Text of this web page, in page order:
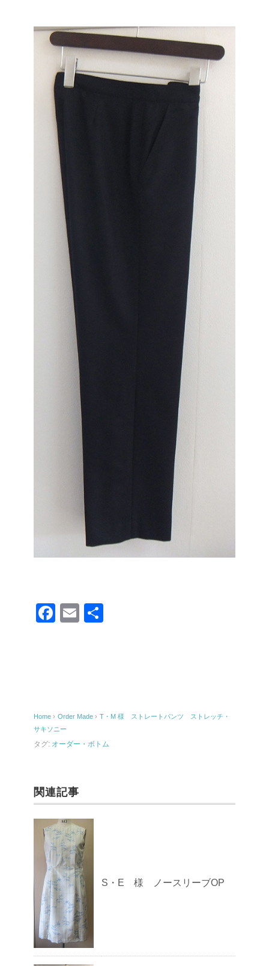
F
o
o
k
E
Home › Order Made › T・M 様 ストレートパンツ ストレッチ・
サキソニー
タグ: オーダー・ボトム
関連記事
S・E 様 ノースリーブOP